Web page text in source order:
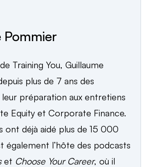
Pommier
Training You, Guillaume
plus de 7 ans des
préparation aux entretiens
Equity et Corporate Finance.
ont déjà aidé plus de 15 000
également l’hôte des podcasts
et Choose Your Career, où il